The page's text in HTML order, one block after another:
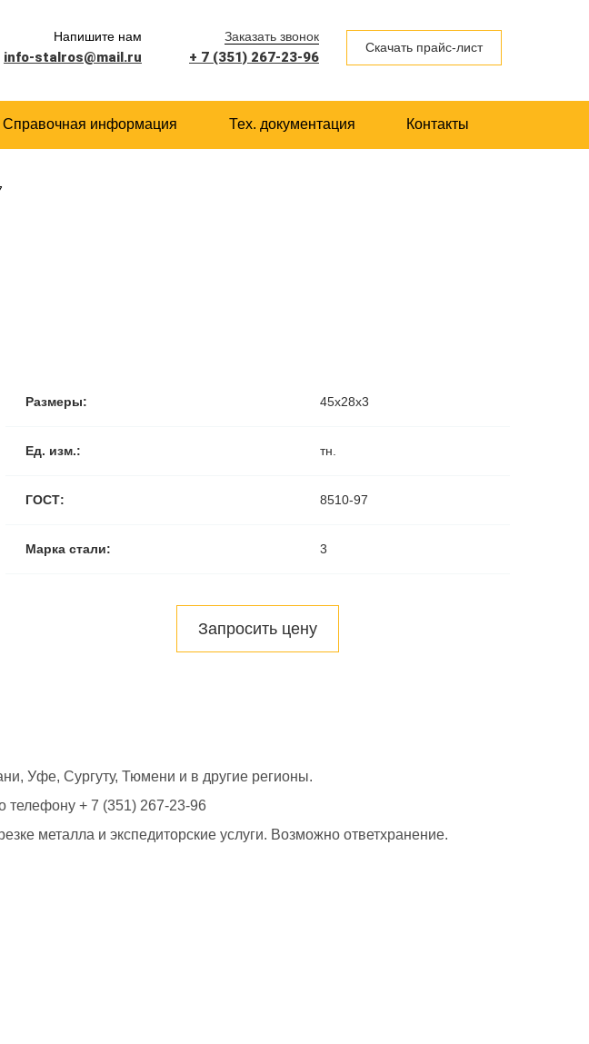
Напишите нам
info-stalros@mail.ru
Заказать звонок
+ 7 (351) 267-23-96
Скачать прайс-лист
Справочная информация Тех. документация Контакты
Размеры: 45х28х3
Ед. изм.: тн.
ГОСТ: 8510-97
Марка стали: 3
Запросить цену
Уфе, Сургуту, Тюмени и в другие регионы.
+ 7 (351) 267-23-96
металла и экспедиторские услуги. Возможно ответхранение.